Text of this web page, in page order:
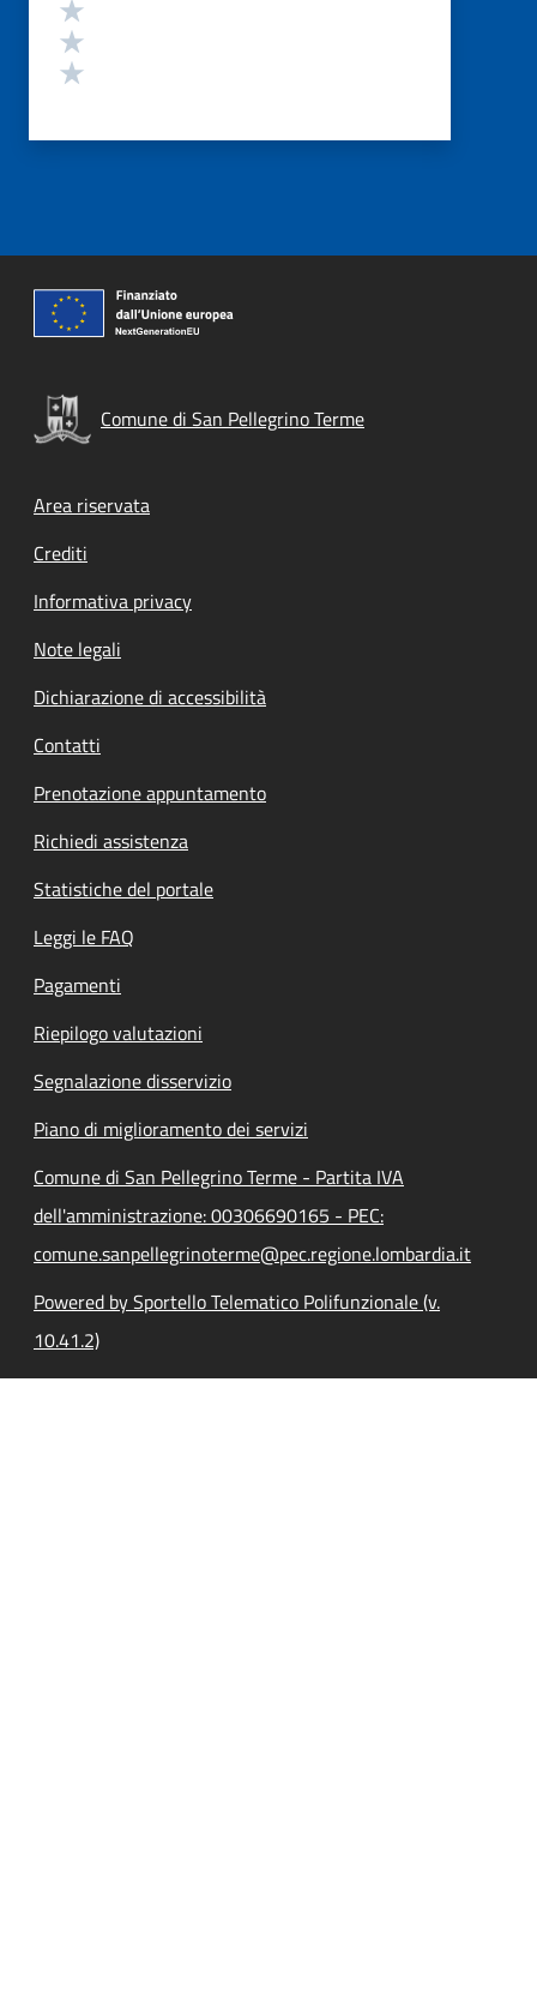
Comune di San Pellegrino Terme
Footer menu
Area riservata
Crediti
Informativa privacy
Note legali
Dichiarazione di accessibilità
Contatti
Prenotazione appuntamento
Richiedi assistenza
Statistiche del portale
Leggi le FAQ
Pagamenti
Riepilogo valutazioni
Segnalazione disservizio
Piano di miglioramento dei servizi
Comune di San Pellegrino Terme - Partita IVA
dell'amministrazione: 00306690165 - PEC:
comune.sanpellegrinoterme@pec.regione.lombardia.it
Powered by Sportello Telematico Polifunzionale (v.
10.41.2)